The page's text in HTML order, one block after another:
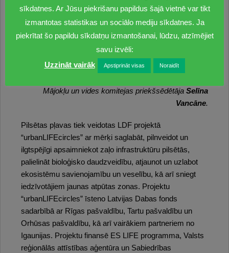
“Šogad dabisko pļavu skaits Rīgas pilsētā jau tuvosies
daudzveidības palielināšana ir būtiska ekosistēmas
uzturēšanā, pļavas ne tikai rada jaunas, kvalitatīvas
zaļās zonas, bet arī ir veids, kā ilgtspējīgi apsaimniekot
Mājokļu un vides komitejas priekšsēdētāja Selīna
Vancāne.
Pilsētas pļavas tiek veidotas LDF projektā
“urbanLIFEcircles” ar mērķi saglabāt, pilnveidot un
ilgtspējīgi apsaimniekot zaļo infrastruktūru pilsētās,
palielināt bioloģisko daudzveidību, atjaunot un uzlabot
ekosistēmu savienojamību un veselību, kā arī sniegt
iedzīvotājiem jaunas atpūtas zonas. Projektu
“urbanLIFEcircles” īsteno Latvijas Dabas fonds
sadarbībā ar Rīgas pašvaldību, Tartu pašvaldību un
Orhūsas pašvaldību, kā arī vairākiem partneriem no
Igaunijas. Projektu finansē ES LIFE programma, Valsts
reģionālās attīstības aģentūra un Sabiedrības
sīkdatnes. Ar Jūsu piekrišanu papildus šajā vietnē var tikt
izmantotas statistikas un sociālo mediju sīkdatnes. Ja
piekrītat šo papildu sīkdatņu izmantošanai, lūdzu, atzīmējiet
savu izvēli:
Uzzināt vairāk
Apstiprināt visas Noraidīt